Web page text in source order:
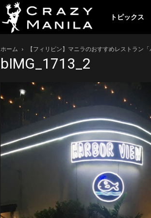
レ
イ
ジ
ー
マ
トピックス
ホーム 【フィリピン】マニラのおすすめレストラ
bIMG_1713_2